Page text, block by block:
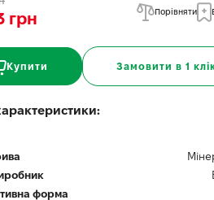
грн Порівняти
Купити Замовити в 1
форма